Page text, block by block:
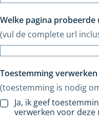
Welke pagina probeerde
(vul de complete url
Toestemming
(toestemming is nodig
Ja, ik geef
verwerken voor deze